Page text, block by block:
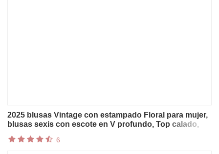
2025 blusas Vintage con estampado Floral para mujer,
blusas sexis con escote en V profundo, Top calado,
ropa femenina
6